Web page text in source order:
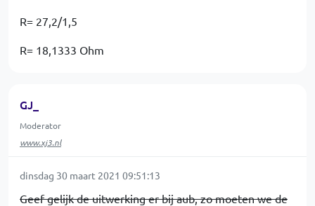
R= 27,2/1,5
R= 18,1333 Ohm
GJ_
Moderator
www.xj3.nl
dinsdag 30 maart 2021 09:51:13
Geef gelijk de uitwerking er bij aub, zo moeten we de